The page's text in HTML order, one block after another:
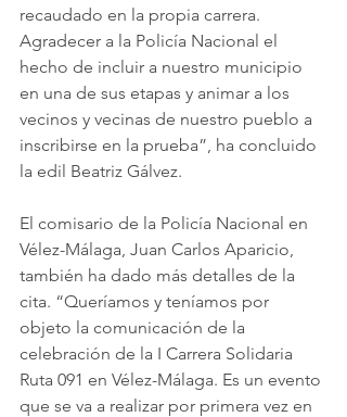
recaudado en la propia carrera.
Agradecer a la Policía Nacional el
hecho de incluir a nuestro municipio
en una de sus etapas y animar a los
vecinos y vecinas de nuestro pueblo a
inscribirse en la prueba”, ha concluido
la edil Beatriz Gálvez.
El comisario de la Policía Nacional en
Vélez-Málaga, Juan Carlos Aparicio,
también ha dado más detalles de la
cita. “Queríamos y teníamos por
objeto la comunicación de la
celebración de la I Carrera Solidaria
Ruta 091 en Vélez-Málaga. Es un evento
que se va a realizar por primera vez en